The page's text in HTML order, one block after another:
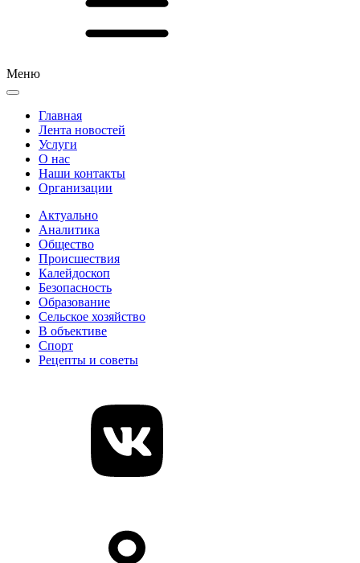
Меню
Главная
Лента новостей
Услуги
О нас
Наши контакты
Организации
Актуально
Аналитика
Общество
Происшествия
Калейдоскоп
Безопасность
Образование
Сельское хозяйство
В объективе
Спорт
Рецепты и советы